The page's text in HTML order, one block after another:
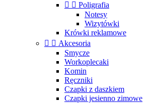
  Poligrafia
Notesy
Wizytówki
Krówki reklamowe
  Akcesoria
Smycze
Workoplecaki
Komin
Ręczniki
Czapki z daszkiem
Czapki jesienno zimowe